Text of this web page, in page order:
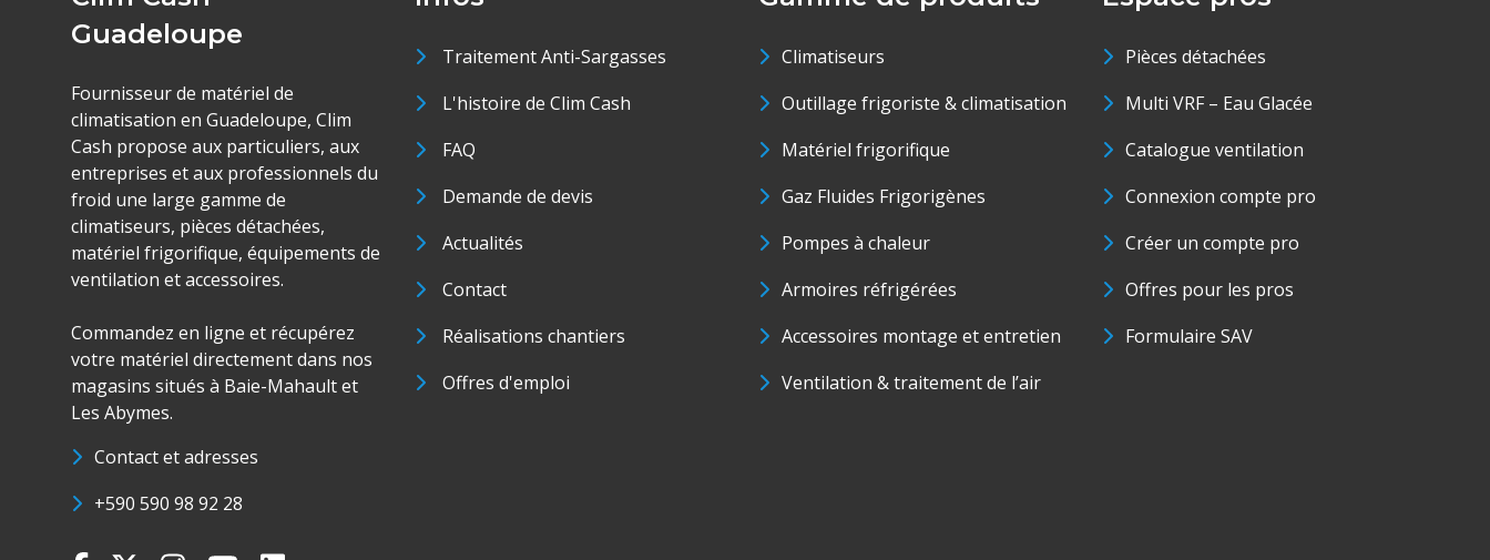
Guadeloupe
Fournisseur de matériel de
climatisation en Guadeloupe, Clim
Cash propose aux particuliers, aux
entreprises et aux professionnels du
froid une large gamme de
climatiseurs, pièces détachées,
matériel frigorifique, équipements de
ventilation et accessoires.
Commandez en ligne et récupérez
votre matériel directement dans nos
magasins situés à Baie-Mahault et
Les Abymes.
Contact et adresses
+590 590 98 92 28
Traitement Anti-Sargasses
L'histoire de Clim Cash
FAQ
Demande de devis
Actualités
Contact
Réalisations chantiers
Offres d'emploi
Climatiseurs
Outillage frigoriste & climatisation
Matériel frigorifique
Gaz Fluides Frigorigènes
Pompes à chaleur
Armoires réfrigérées
Accessoires montage et entretien
Ventilation & traitement de l’air
Pièces détachées
Multi VRF – Eau Glacée
Catalogue ventilation
Connexion compte pro
Créer un compte pro
Offres pour les pros
Formulaire SAV